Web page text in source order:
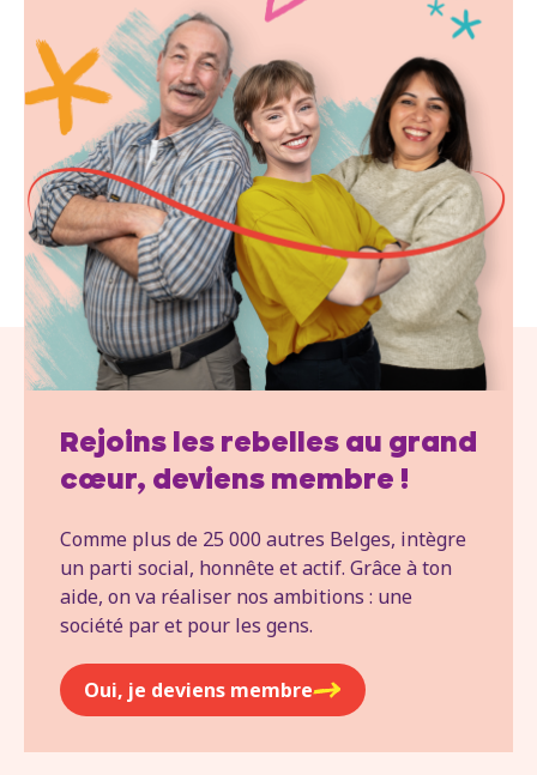
Rejoins les rebelles au grand
cœur, deviens membre !
Comme plus de 25 000 autres Belges, intègre
un parti social, honnête et actif. Grâce à ton
aide, on va réaliser nos ambitions : une
société par et pour les gens.
Oui, je deviens membre